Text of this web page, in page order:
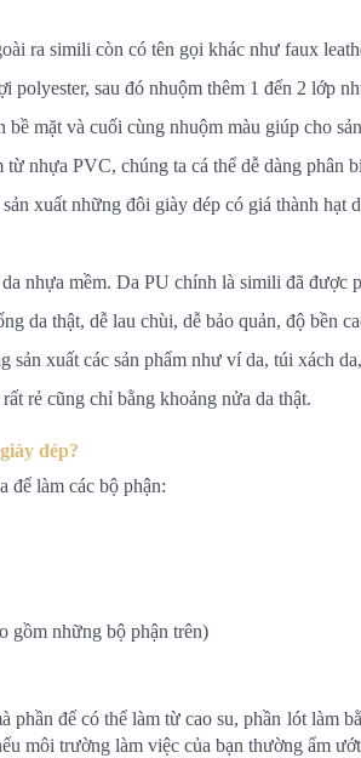
ra simili còn có tên gọi khác như faux
sau đó nhuộm thêm 1 đến 2 lớp
mặt và cuối cùng nhuộm màu giúp cho
nhựa PVC, chúng ta cá thể dễ dàng phân
xuất những đôi giày dép có giá thành hạt
nhựa mềm. Da PU chính là simili đã được
da thật, dễ lau chùi, dễ bảo quản, độ bền
xuất các sản phẩm như ví da, túi xách
rẻ cũng chỉ bằng khoảng nửa da thật.
dép?
để làm các bộ phận:
gồm những bộ phận trên)
đế có thể làm từ cao su, phần lót làm
môi trường làm việc của bạn thường ẩm